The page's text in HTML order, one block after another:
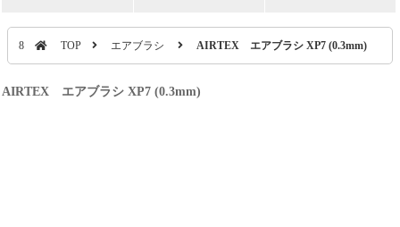
8 TOP エアブラシ AIRTEX エアブラシ XP7 (0.3mm)
AIRTEX エアブラシ XP7 (0.3mm)